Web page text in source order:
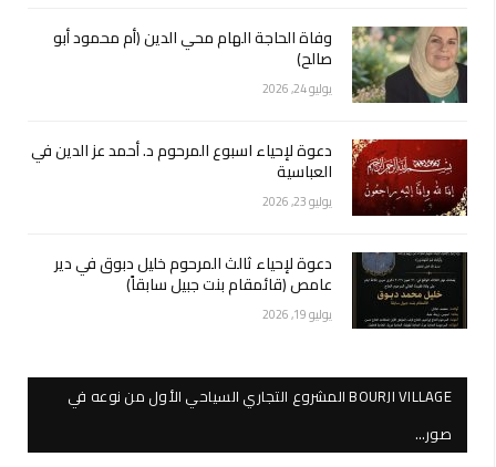
وفاة الحاجة الهام محي الدين (أم محمود أبو
صالح)
يوليو 24, 2026
دعوة لإحياء اسبوع المرحوم د. أحمد عز الدين في
العباسية
يوليو 23, 2026
دعوة لإحياء ثالث المرحوم خليل دبوق في دير
عامص (قائمقام بنت جبيل سابقاً)
يوليو 19, 2026
BOURJI VILLAGE المشروع التجاري السياحي الأول من نوعه في
صور…